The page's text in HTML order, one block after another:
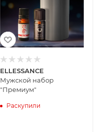
ELLESSANCE
Мужской набор
"Премиум"
Раскупили